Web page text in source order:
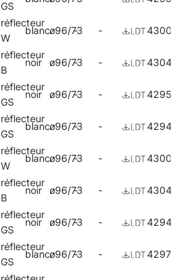
GS
réflecteur
W
blancø96/73
- -
réflecteur
B
noir ø96/73
- -
réflecteur
GS
noir ø96/73
- -
réflecteur
GS
blancø96/73
- -
réflecteur
W
blancø96/73
- -
réflecteur
B
noir ø96/73
- -
réflecteur
GS
noir ø96/73
- -
réflecteur
GS
blancø96/73
- -